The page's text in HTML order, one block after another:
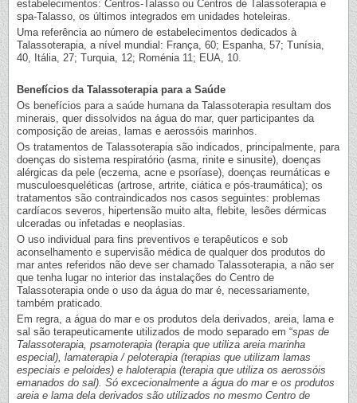
estabelecimentos: Centros-Talasso ou Centros de Talassoterapia e
spa-Talasso, os últimos integrados em unidades hoteleiras.
Uma referência ao número de estabelecimentos dedicados à
Talassoterapia, a nível mundial: França, 60; Espanha, 57; Tunísia,
40, Itália, 27; Turquia, 12; Roménia 11; EUA, 10.
Benefícios da Talassoterapia para a Saúde
Os benefícios para a saúde humana da Talassoterapia resultam dos
minerais, quer dissolvidos na água do mar, quer participantes da
composição de areias, lamas e aerossóis marinhos.
Os tratamentos de Talassoterapia são indicados, principalmente, para
doenças do sistema respiratório (asma, rinite e sinusite), doenças
alérgicas da pele (eczema, acne e psoríase), doenças reumáticas e
musculoesqueléticas (artrose, artrite, ciática e pós-traumática); os
tratamentos são contraindicados nos casos seguintes: problemas
cardíacos severos, hipertensão muito alta, flebite, lesões dérmicas
ulceradas ou infetadas e neoplasias.
O uso individual para fins preventivos e terapêuticos e sob
aconselhamento e supervisão médica de qualquer dos produtos do
mar antes referidos não deve ser chamado Talassoterapia, a não ser
que tenha lugar no interior das instalações do Centro de
Talassoterapia onde o uso da água do mar é, necessariamente,
também praticado.
Em regra, a água do mar e os produtos dela derivados, areia, lama e
sal são terapeuticamente utilizados de modo separado em “spas de
Talassoterapia, psamoterapia (terapia que utiliza areia marinha
especial), lamaterapia / peloterapia (terapias que utilizam lamas
especiais e peloides) e haloterapia (terapia que utiliza os aerossóis
emanados do sal). Só excecionalmente a água do mar e os produtos
areia e lama dela derivados são utilizados no mesmo Centro de